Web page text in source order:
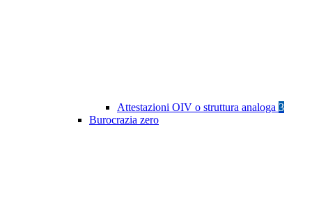
Attestazioni OIV o struttura analoga 3
Burocrazia zero